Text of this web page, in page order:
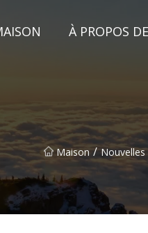
À PROPOS
Maison / Nouvelles